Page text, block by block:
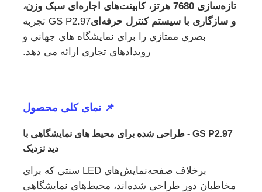
نمایش VR
تازه‌سازی 7680 هرتز، کابینت‌های اجاره‌ای سبک وزن،
و سازگاری با سیستم کنترل حرفه‌ای
GS P2.97 تجربه
بصری ممتازی را برای نمایشگاه های جهانی و
رویدادهای تجاری ارائه می دهد.
📌 نمای کلی محصول
GS P2.97 - طراحی شده برای محیط های نمایشگاهی با
دید نزدیک
برخلاف صفحه‌نمایش‌های LED سنتی که برای
مخاطبان دور طراحی شده‌اند، محیط‌های نمایشگاهی